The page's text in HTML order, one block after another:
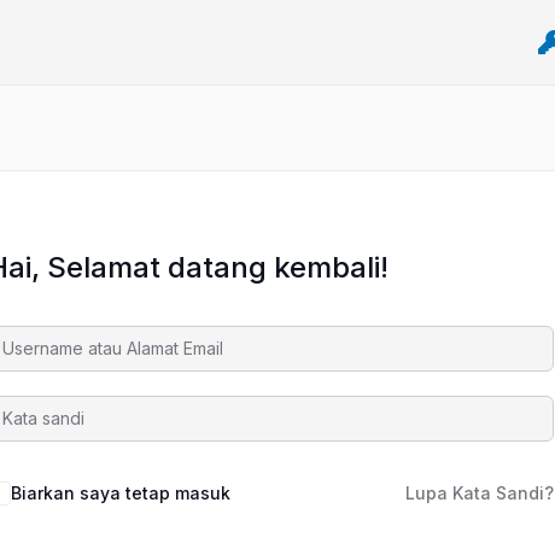
Selamat datang kembali!
Biarkan saya tetap masuk Lupa Kata Sandi?